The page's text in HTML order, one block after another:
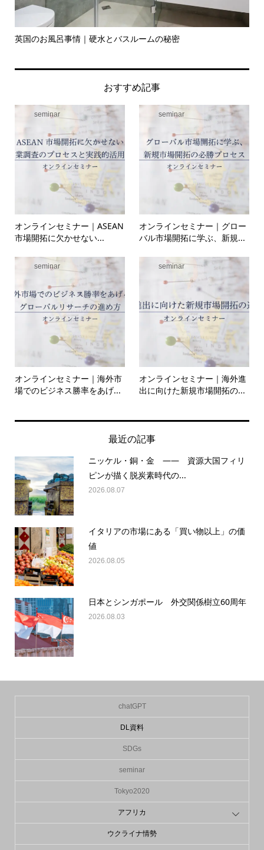
英国のお風呂事情｜硬水とバスルームの秘密
おすすめ記事
seminar
オンラインセミナー｜ASEAN
市場開拓に欠かせない...
seminar
オンラインセミナー｜グロー
バル市場開拓に学ぶ、新規...
seminar
オンラインセミナー｜海外市
場でのビジネス勝率をあげ...
seminar
オンラインセミナー｜海外進
出に向けた新規市場開拓の...
最近の記事
ニッケル・銅・金 —— 資源大国フィリ
ピンが描く脱炭素時代の...
2026.08.07
イタリアの市場にある「買い物以上」の価
値
2026.08.05
日本とシンガポール 外交関係樹立60周年
2026.08.03
chatGPT
DL資料
SDGs
seminar
Tokyo2020
アフリカ
ウクライナ情勢